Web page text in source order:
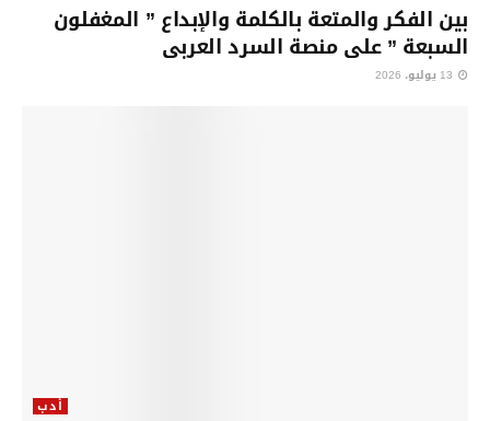
بين الفكر والمتعة بالكلمة والإبداع ” المغفلون
السبعة ” على منصة السرد العربى
أدب